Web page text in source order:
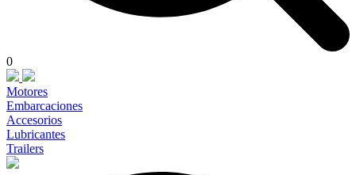
0
Motores
Embarcaciones
Accesorios
Lubricantes
Trailers